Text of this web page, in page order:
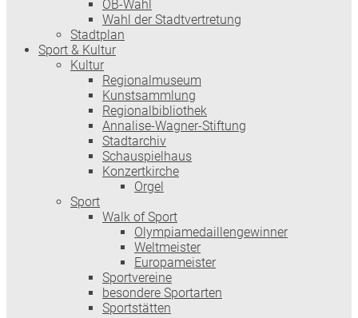
OB-Wahl
Wahl der Stadtvertretung
Stadtplan
Sport & Kultur
Kultur
Regionalmuseum
Kunstsammlung
Regionalbibliothek
Annalise-Wagner-Stiftung
Stadtarchiv
Schauspielhaus
Konzertkirche
Orgel
Sport
Walk of Sport
Olympiamedaillengewinner
Weltmeister
Europameister
Sportvereine
besondere Sportarten
Sportstätten